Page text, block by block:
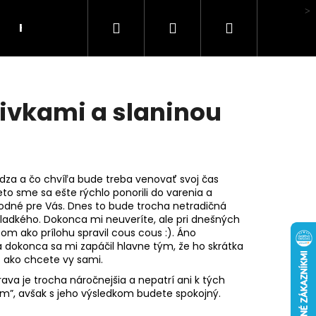
Hodnotenie obchoduHľadať PrihlásenieNákupný
a slaninou
a čo chvíľa bude treba venovať svoj čas
sme sa ešte rýchlo ponorili do varenia a
pre Vás. Dnes to bude trocha netradičná
Dokonca mi neuveríte, ale pri dnešných
ako prílohu spravil cous cous :). Áno
sa mi zapáčil hlavne tým, že ho skrátka
chcete vy sami.
je trocha náročnejšia a nepatrí ani k tých
avšak s jeho výsledkom budete spokojný.
MA HUBA"